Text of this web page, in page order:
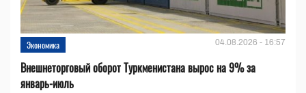
Экономика 04.08.2026 - 16:57
Внешнеторговый оборот Туркменистана вырос на 9% за
январь-июль